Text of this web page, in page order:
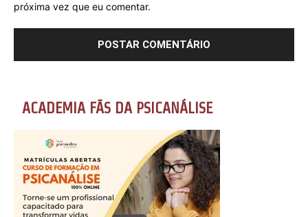
próxima vez que eu comentar.
ACADEMIA FÃS DA PSICANÁLISE